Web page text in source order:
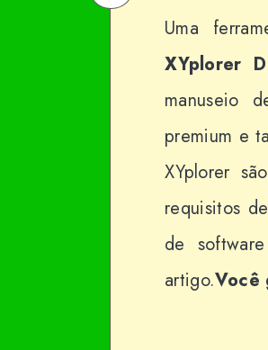
Email
on
WhatsApp
Uma
XYplorer
manuseio
premium e
XYplorer
requisitos
de
artigo.Você